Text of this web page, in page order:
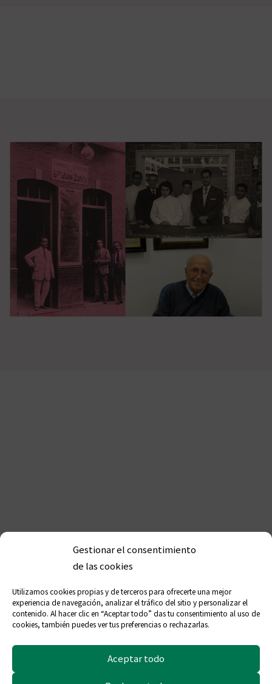
Gestionar el consentimiento
de las cookies
Utilizamos cookies propias y de terceros para ofrecerte una mejor
experiencia de navegación, analizar el tráfico del sitio y personalizar el
contenido. Al hacer clic en “Aceptar todo” das tu consentimiento al uso de
cookies, también puedes ver tus preferencias o rechazarlas.
Aceptar todo
Nuestra historia